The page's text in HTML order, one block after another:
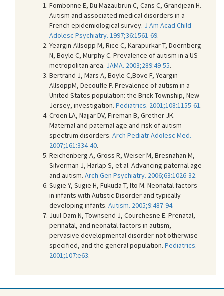
Fombonne E, Du Mazaubrun C, Cans C, Grandjean H.
Autism and associated medical disorders in a
French epidemiological survey. J Am Acad Child
Adolesc Psychiatry. 1997;36:1561-69.
Yeargin-Allsopp M, Rice C, Karapurkar T, Doernberg
N, Boyle C, Murphy C. Prevalence of autism in a US
metropolitan area. JAMA. 2003;289:49-55.
Bertrand J, Mars A, Boyle C,Bove F, Yeargin-
AllsoppM, Decoufle P. Prevalence of autism in a
United States population: the Brick Township, New
Jersey, investigation. Pediatrics. 2001;108:1155-61 .
Croen LA, Najjar DV, Fireman B, Grether JK.
Maternal and paternal age and risk of autism
spectrum disorders. Arch Pediatr Adolesc Med.
2007;161:334-40.
Reichenberg A, Gross R, Weiser M, Bresnahan M,
Silverman J, Harlap S, et al. Advancing paternal age
and autism. Arch Gen Psychiatry. 2006;63:1026-32.
Sugie Y, Sugie H, Fukuda T, Ito M. Neonatal factors
in infants with Autistic Disorder and typically
developing infants. Autism. 2005;9:487-94.
Juul-Dam N, Townsend J, Courchesne E. Prenatal,
perinatal, and neonatal factors in autism,
pervasive developmental disorder-not otherwise
specified, and the general population. Pediatrics.
2001;107:e63.